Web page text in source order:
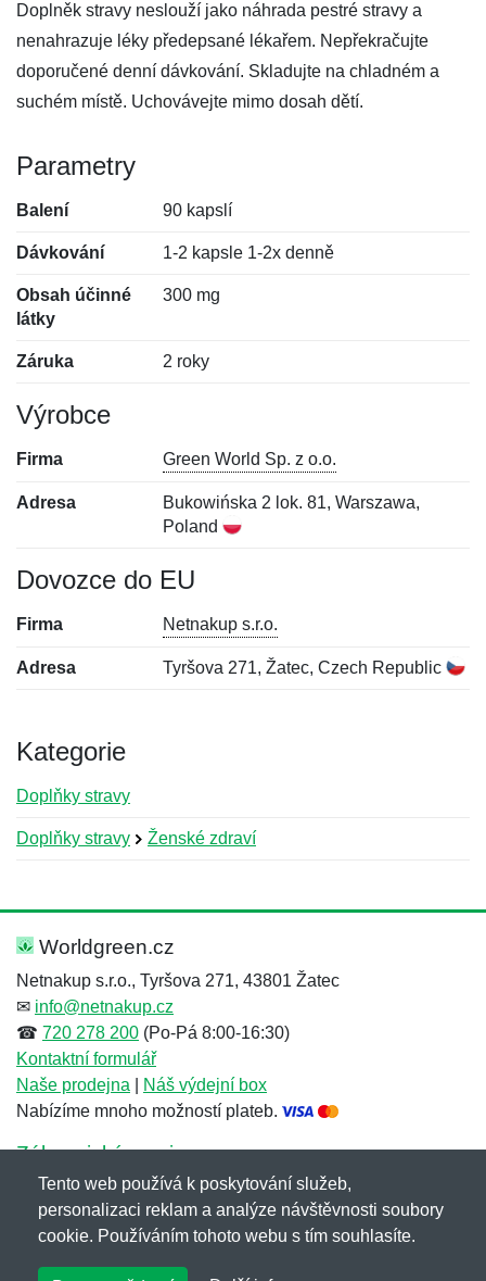
Doplněk stravy neslouží jako náhrada pestré stravy a
nenahrazuje léky předepsané lékařem. Nepřekračujte
doporučené denní dávkování. Skladujte na chladném a
suchém místě. Uchovávejte mimo dosah dětí.
Parametry
Balení 90 kapslí
Dávkování 1-2 kapsle 1-2x denně
Obsah účinné
látky
300 mg
Záruka 2 roky
Výrobce
Firma Green World Sp. z o.o.
Adresa
Bukowińska 2 lok. 81, Warszawa,
Poland
Dovozce do EU
Firma Netnakup s.r.o.
Adresa Tyršova 271, Žatec, Czech Republic
Kategorie
Doplňky stravy
Doplňky stravy Ženské zdraví
Hodnocení:
Jméno: *
Zpráva*
Jméno:
E-mail:*
Worldgreen.cz
Netnakup s.r.o., Tyršova 271, 43801 Žatec
✉ info@netnakup.cz
☎ 720 278 200 (Po-Pá 8:00-16:30)
Kontaktní formulář
Naše prodejna
Náš výdejní box
Nabízíme mnoho možností plateb.
Zákaznický servis
Novinky emailem
Tento web používá k poskytování služeb,
personalizaci reklam a analýze návštěvnosti soubory
cookie. Používáním tohoto webu s tím souhlasíte.